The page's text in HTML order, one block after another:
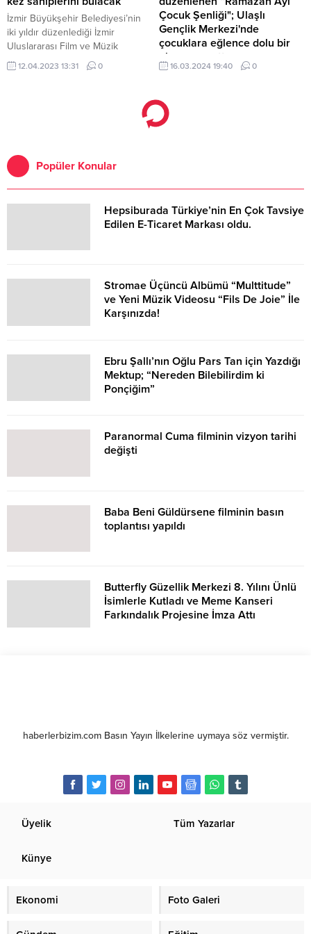
İzmir Büyükşehir Belediyesi’nin
iki yıldır düzenlediği İzmir
Uluslararası Film ve Müzik
Festivali’nin tarihleri açıklandı.
12.04.2023 13:31 0
Çocuk Şenliği"; Ulaşlı
Gençlik Merkezi'nde
çocuklara eğlence dolu bir
akşam yaşattı
Gölcük Belediyesi; “Ramazan Ayı
çocuklara unutulmaz akşamlar
yaşatmaya devam ediyor.
16.03.2024 19:40 0
Popüler Konular
Hepsiburada Türkiye’nin En Çok Tavsiye
Edilen E-Ticaret Markası oldu.
Stromae Üçüncü Albümü “Multtitude”
ve Yeni Müzik Videosu “Fils De Joie” İle
Karşınızda!
Ebru Şallı’nın Oğlu Pars Tan için Yazdığı
Mektup; “Nereden Bilebilirdim ki
Ponçiğim”
Paranormal Cuma filminin vizyon tarihi
değişti
Baba Beni Güldürsene filminin basın
toplantısı yapıldı
Butterfly Güzellik Merkezi 8. Yılını Ünlü
İsimlerle Kutladı ve Meme Kanseri
Farkındalık Projesine İmza Attı
haberlerbizim.com Basın Yayın İlkelerine uymaya söz vermiştir.
Üyelik Tüm Yazarlar
Künye
Ekonomi Foto Galeri